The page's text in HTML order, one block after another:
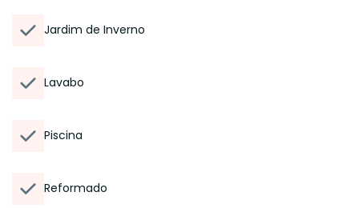
Jardim de Inverno
Lavabo
Piscina
Reformado